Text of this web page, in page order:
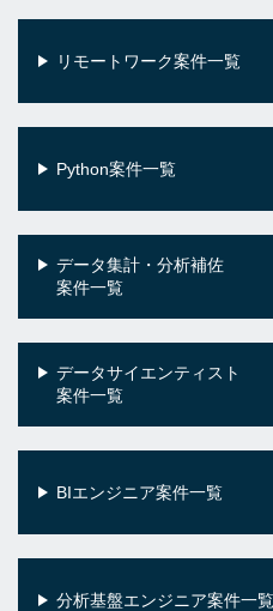
リモートワーク案件一覧
Python案件一覧
データ集計・分析補佐
案件一覧
データサイエンティスト
案件一覧
BIエンジニア案件一覧
分析基盤エンジニア案件一覧